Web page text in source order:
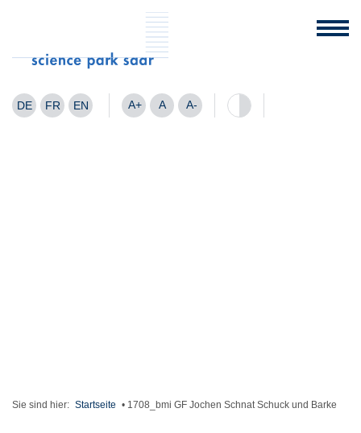
DE FR EN A+ A A-
Sie sind hier: Startseite • 1708_bmi GF Jochen Schnat Schuck und Barke